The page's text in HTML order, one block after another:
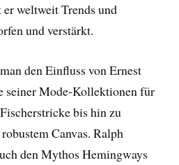
weltweit Trends und
und verstärkt.
den Einfluss von Ernest
seiner Mode-Kollektionen für
bis hin zu
Canvas. Ralph
den Mythos Hemingways